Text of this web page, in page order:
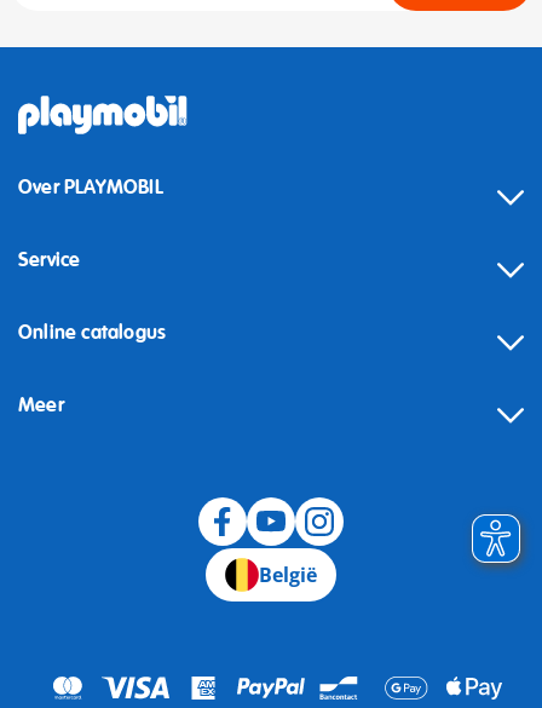
Over PLAYMOBIL
Service
Online catalogus
Meer
België